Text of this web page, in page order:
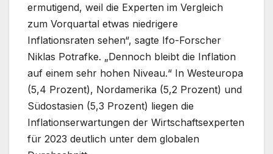
ermutigend, weil die Experten im Vergleich
zum Vorquartal etwas niedrigere
Inflationsraten sehen“, sagte Ifo-Forscher
Niklas Potrafke. „Dennoch bleibt die Inflation
auf einem sehr hohen Niveau.“ In Westeuropa
(5,4 Prozent), Nordamerika (5,2 Prozent) und
Südostasien (5,3 Prozent) liegen die
Inflationserwartungen der Wirtschaftsexperten
für 2023 deutlich unter dem globalen